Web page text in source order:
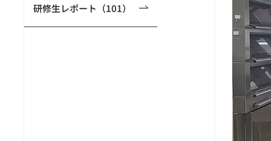
研修生レポート（101）